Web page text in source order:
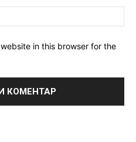
in this browser for the